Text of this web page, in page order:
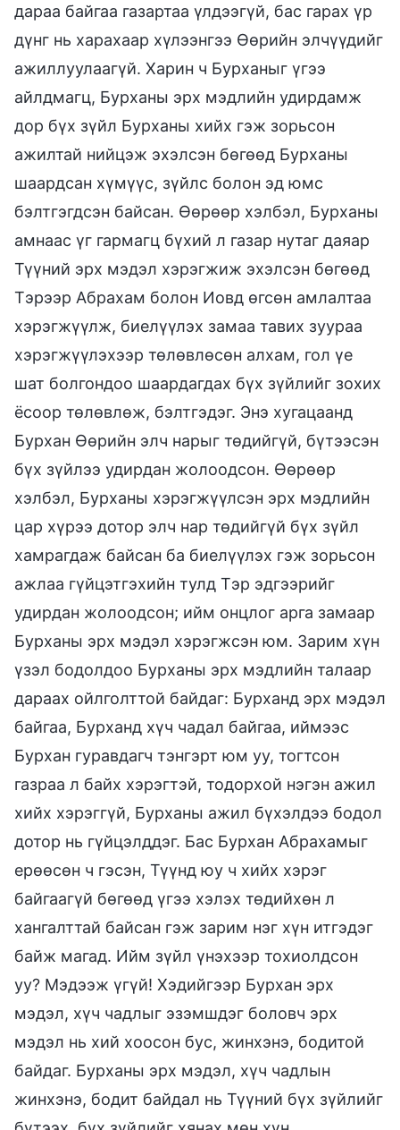
дараа байгаа газартаа үлдээгүй, бас гарах үр
дүнг нь харахаар хүлээнгээ Өөрийн элчүүдийг
ажиллуулаагүй. Харин ч Бурханыг үгээ
айлдмагц, Бурханы эрх мэдлийн удирдамж
дор бүх зүйл Бурханы хийх гэж зорьсон
ажилтай нийцэж эхэлсэн бөгөөд Бурханы
шаардсан хүмүүс, зүйлс болон эд юмс
бэлтгэгдсэн байсан. Өөрөөр хэлбэл, Бурханы
амнаас үг гармагц бүхий л газар нутаг даяар
Түүний эрх мэдэл хэрэгжиж эхэлсэн бөгөөд
Тэрээр Абрахам болон Иовд өгсөн амлалтаа
хэрэгжүүлж, биелүүлэх замаа тавих зуураа
хэрэгжүүлэхээр төлөвлөсөн алхам, гол үе
шат болгондоо шаардагдах бүх зүйлийг зохих
ёсоор төлөвлөж, бэлтгэдэг. Энэ хугацаанд
Бурхан Өөрийн элч нарыг төдийгүй, бүтээсэн
бүх зүйлээ удирдан жолоодсон. Өөрөөр
хэлбэл, Бурханы хэрэгжүүлсэн эрх мэдлийн
цар хүрээ дотор элч нар төдийгүй бүх зүйл
хамрагдаж байсан ба биелүүлэх гэж зорьсон
ажлаа гүйцэтгэхийн тулд Тэр эдгээрийг
удирдан жолоодсон; ийм онцлог арга замаар
Бурханы эрх мэдэл хэрэгжсэн юм. Зарим хүн
үзэл бодолдоо Бурханы эрх мэдлийн талаар
дараах ойлголттой байдаг: Бурханд эрх мэдэл
байгаа, Бурханд хүч чадал байгаа, иймээс
Бурхан гуравдагч тэнгэрт юм уу, тогтсон
газраа л байх хэрэгтэй, тодорхой нэгэн ажил
хийх хэрэггүй, Бурханы ажил бүхэлдээ бодол
дотор нь гүйцэлддэг. Бас Бурхан Абрахамыг
ерөөсөн ч гэсэн, Түүнд юу ч хийх хэрэг
байгаагүй бөгөөд үгээ хэлэх төдийхөн л
хангалттай байсан гэж зарим нэг хүн итгэдэг
байж магад. Ийм зүйл үнэхээр тохиолдсон
уу? Мэдээж үгүй! Хэдийгээр Бурхан эрх
мэдэл, хүч чадлыг эзэмшдэг боловч эрх
мэдэл нь хий хоосон бус, жинхэнэ, бодитой
байдаг. Бурханы эрх мэдэл, хүч чадлын
жинхэнэ, бодит байдал нь Түүний бүх зүйлийг